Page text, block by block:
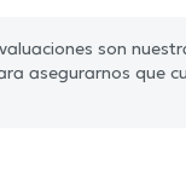
son
asegurarnos que